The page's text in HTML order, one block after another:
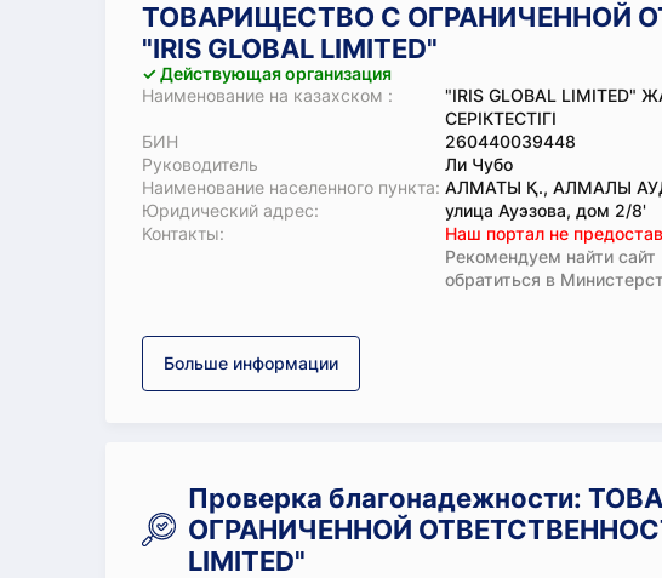
ТОВАРИЩЕСТВО С ОГРАНИЧЕННОЙ
"IRIS GLOBAL LIMITED"
✓ Действующая организация
Наименование на казахском :
"IRIS GLOBAL LIMITED"
СЕРІКТЕСТІГІ
БИН
260440039448
Руководитель
Ли Чубо
Наименование населенного пункта: АЛМАТЫ Қ., АЛМАЛЫ
Юридический адрес:
улица Ауэзова, дом 2/8'
Koнтaкты:
Наш портал не
Рекомендуем найти сайт
обратиться в
Больше информации
Проверка благонадежности:
ОГРАНИЧЕННОЙ
LIMITED"